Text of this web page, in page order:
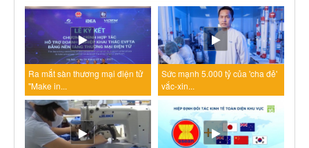
Ra mắt sàn thương mại điện tử
"Make in...
Sức mạnh 5.000 tỷ của 'cha đẻ'
vắc-xin...